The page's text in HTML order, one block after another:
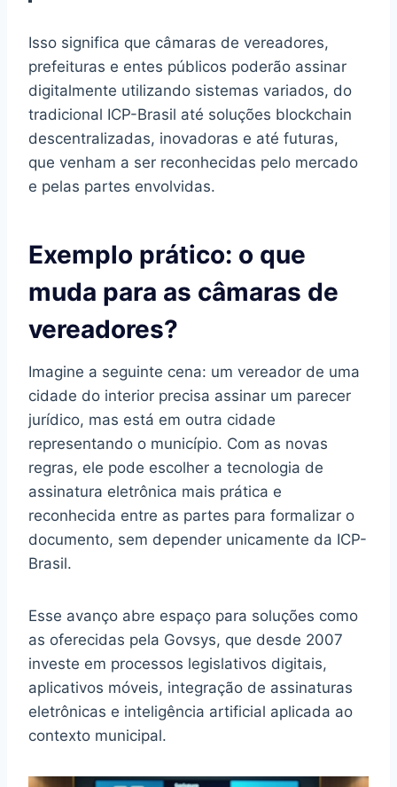
Isso significa que câmaras de vereadores,
prefeituras e entes públicos poderão assinar
digitalmente utilizando sistemas variados, do
tradicional ICP-Brasil até soluções blockchain
descentralizadas, inovadoras e até futuras,
que venham a ser reconhecidas pelo mercado
e pelas partes envolvidas.
Exemplo prático: o que
muda para as câmaras de
vereadores?
Imagine a seguinte cena: um vereador de uma
cidade do interior precisa assinar um parecer
jurídico, mas está em outra cidade
representando o município. Com as novas
regras, ele pode escolher a tecnologia de
assinatura eletrônica mais prática e
reconhecida entre as partes para formalizar o
documento, sem depender unicamente da ICP-
Brasil.
Esse avanço abre espaço para soluções como
as oferecidas pela Govsys, que desde 2007
investe em processos legislativos digitais,
aplicativos móveis, integração de assinaturas
eletrônicas e inteligência artificial aplicada ao
contexto municipal.